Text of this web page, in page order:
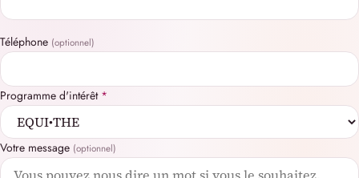
Téléphone (optionnel)
Programme d'intérêt *
Votre message (optionnel)